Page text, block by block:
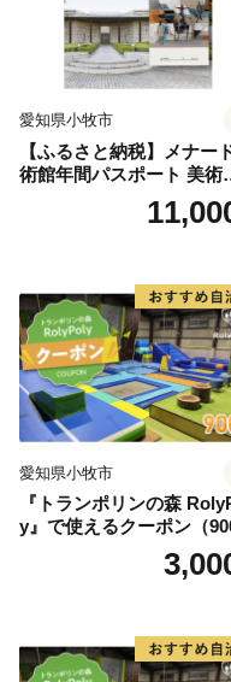
昆陽池は伊丹市民の
の飛来地です。
公園内には、生きた
ョウの温室」がありま
愛知県小牧市
【ふるさと納税】メナー
術館年間パスポート 美術
愛知県小牧市
『トランポリンの森
y』で使えるクーポン（